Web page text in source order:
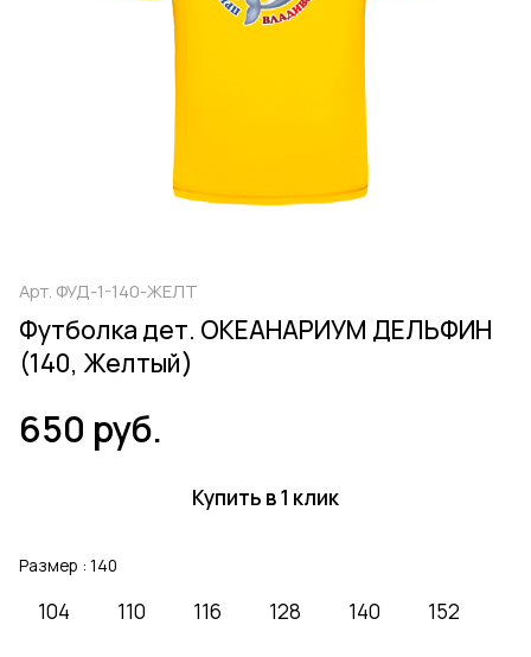
Арт. ФУД-1-140-ЖЕЛТ
Футболка дет. ОКЕАНАРИУМ ДЕЛЬФИН
(140, Желтый)
650 руб.
Купить в 1 клик
Размер : 140
104 110 116 128 140 152